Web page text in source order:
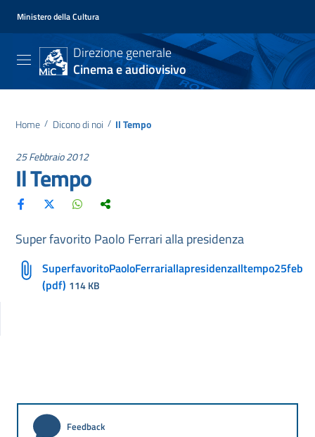
Ministero della Cultura
Direzione generale
Cinema e audiovisivo
Home / Dicono di noi / Il Tempo
25 Febbraio 2012
Il Tempo
Super favorito Paolo Ferrari alla presidenza
SuperfavoritoPaoloFerrariallapresidenzaIltempo25feb
(pdf) 114 KB
Feedback